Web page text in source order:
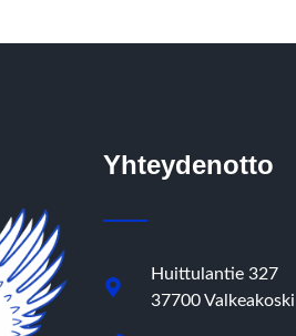
Yhteydenotto
Huittulantie 327
37700 Valkeakoski